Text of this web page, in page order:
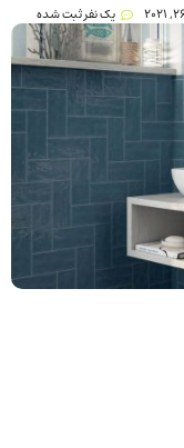
یک نفر ثبت شده